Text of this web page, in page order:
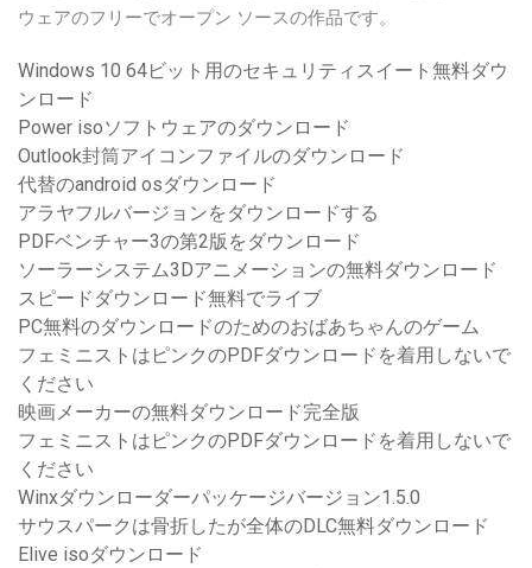
ウェアのフリーでオープン ソースの作品です。
Windows 10 64ビット用のセキュリティスイート無料ダウ
ンロード
Power isoソフトウェアのダウンロード
Outlook封筒アイコンファイルのダウンロード
代替のandroid osダウンロード
アラヤフルバージョンをダウンロードする
PDFベンチャー3の第2版をダウンロード
ソーラーシステム3Dアニメーションの無料ダウンロード
スピードダウンロード無料でライブ
PC無料のダウンロードのためのおばあちゃんのゲーム
フェミニストはピンクのPDFダウンロードを着用しないで
ください
映画メーカーの無料ダウンロード完全版
フェミニストはピンクのPDFダウンロードを着用しないで
ください
Winxダウンローダーパッケージバージョン1.5.0
サウスパークは骨折したが全体のDLC無料ダウンロード
Elive isoダウンロード